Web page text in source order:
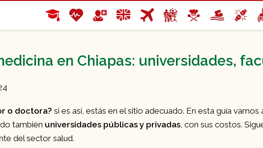
en Chiapas: universidades,
o doctora? si es así, estás en el sitio adecuado. En esta guía
también universidades públicas y privadas, con sus costos.
del sector salud.